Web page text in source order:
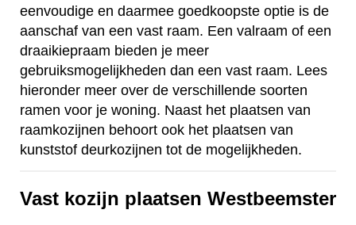
eenvoudige en daarmee goedkoopste optie is de
aanschaf van een vast raam. Een valraam of een
draaikiepraam bieden je meer
gebruiksmogelijkheden dan een vast raam. Lees
hieronder meer over de verschillende soorten
ramen voor je woning. Naast het plaatsen van
raamkozijnen behoort ook het plaatsen van
kunststof deurkozijnen tot de mogelijkheden.
Vast kozijn plaatsen Westbeemster